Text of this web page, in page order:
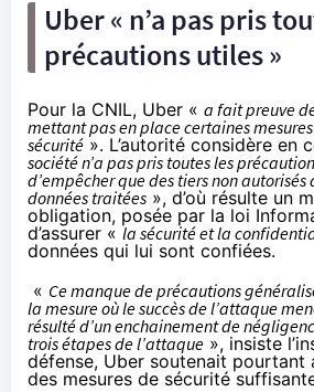
Uber « n’a pas pris
précautions utiles »
Pour la CNIL, Uber « a fait preuve
mettant pas en place certaines
sécurité ». L’autorité considère en
société n’a pas pris toutes les
d’empêcher que des tiers non autorisés
données traitées », d’où résulte un
obligation, posée par la loi
d’assurer « la sécurité et la
données qui lui sont confiées.
« Ce manque de précautions
la mesure où le succès de l’attaque
résulté d’un enchainement de
trois étapes de l’attaque », insiste
défense, Uber soutenait pourtant
des mesures de sécurité